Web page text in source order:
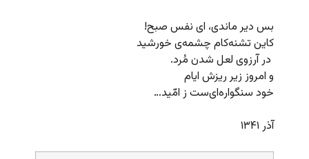
بس دیر ماندی، ای نفس صبح!
کاین تشنه‌کام چشمه‌ی خورشید
در آرزوی لعل شدن مُرد.
و امروز زیر ریزش ایام
خود سنگواره‌ای‌ست ز امّید…
آذر ۱۳۴۱